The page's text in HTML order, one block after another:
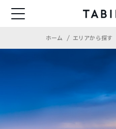
ホーム エリアから探す